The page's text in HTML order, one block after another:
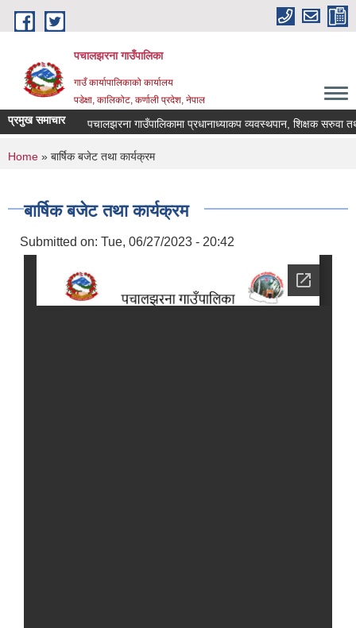
Skip to main content
पचालझरना गाउँपालिका
गाउँ कार्यापालिकाको कार्यालय
पडेक्षा, कालिकोट, कर्णाली प्रदेश, नेपाल
प्रमुख समाचार पचालझरना गाउँपालिकामा प्रधानाध्याकप व्यवस्थपान, शिक्षक सरुवा
You are here
Home » बार्षिक बजेट तथा कार्यक्रम
बार्षिक बजेट तथा कार्यक्रम
Submitted on: Tue, 06/27/2023 - 20:42